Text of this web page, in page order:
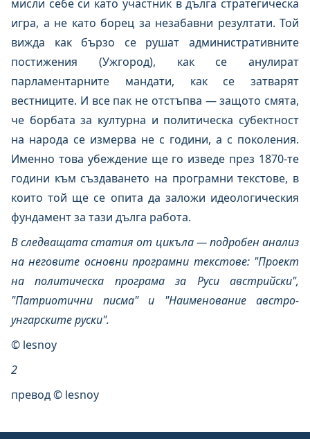
мисли себе си като участник в дълга стратегическа
игра, а не като борец за незабавни резултати. Той
вижда как бързо се рушат административните
постижения (Ужгород), как се анулират
парламентарните мандати, как се затварят
вестниците. И все пак не отстъпва — защото смята,
че борбата за културна и политическа субектност
на народа се измерва не с години, а с поколения.
Именно това убеждение ще го изведе през 1870-те
години към създаването на програмни текстове, в
които той ще се опита да заложи идеологическия
фундамент за тази дълга работа.
В следващата статия от цикъла — подробен анализ
на неговите основни програмни текстове: "Проект
на политическа програма за Руси австрийски",
"Патриотични писма" и "Наименование австро-
унгарските руски".
© lesnoy
2
превод © lesnoy